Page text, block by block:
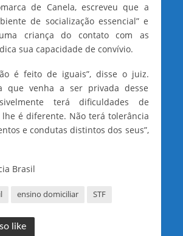
de Canela, escreveu que a
de socialização essencial” e
criança do contato com as
sua capacidade de convívio.
é feito de iguais”, disse o juiz.
que venha a ser privada desse
terá dificuldades de
é diferente. Não terá tolerância
e condutas distintos dos seus”,
Brasil
ensino domiciliar STF
like